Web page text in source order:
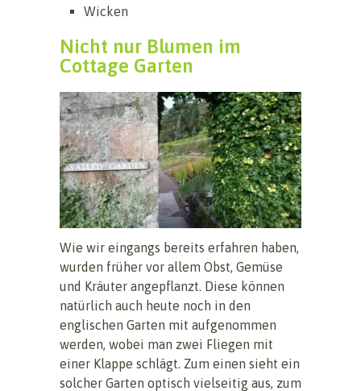
Wicken
Nicht nur Blumen im
Cottage Garten
Wie wir eingangs bereits erfahren haben,
wurden früher vor allem Obst, Gemüse
und Kräuter angepflanzt. Diese können
natürlich auch heute noch in den
englischen Garten mit aufgenommen
werden, wobei man zwei Fliegen mit
einer Klappe schlägt. Zum einen sieht ein
solcher Garten optisch vielseitig aus, zum